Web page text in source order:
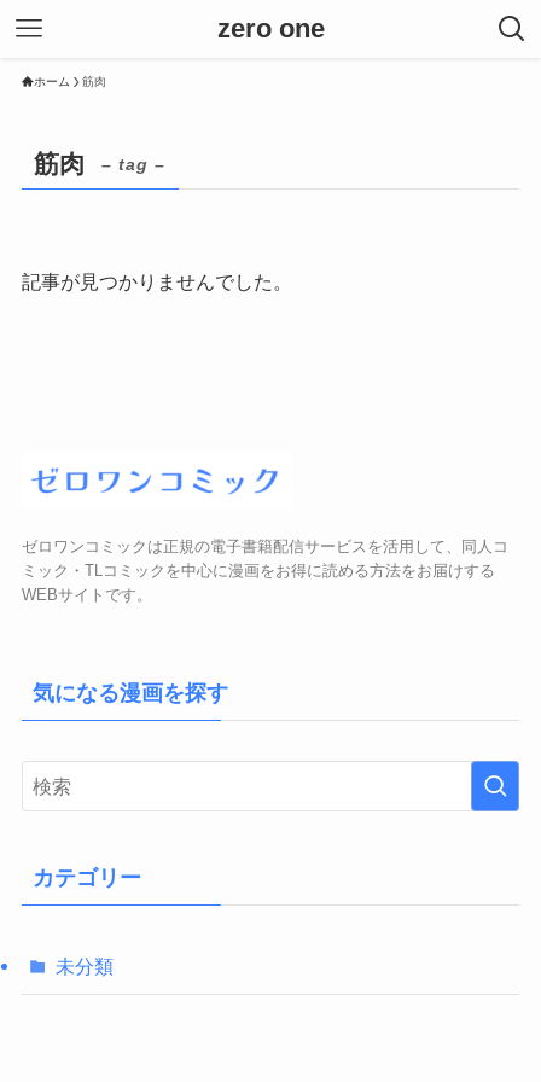
zero one
ホーム 筋肉
筋肉 – tag –
記事が見つかりませんでした。
ゼロワンコミックは正規の電子書籍配信サービスを活用して、同人コ
ミック・TLコミックを中心に漫画をお得に読める方法をお届けする
WEBサイトです。
気になる漫画を探す
カテゴリー
未分類